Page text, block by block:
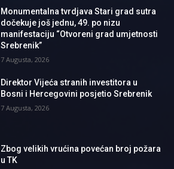
Monumentalna tvrdjava Stari grad sutra
dočekuje još jednu, 49. po nizu
manifestaciju “Otvoreni grad umjetnosti
Srebrenik”
7 Augusta, 2026
Direktor Vijeća stranih investitora u
Bosni i Hercegovini posjetio Srebrenik
7 Augusta, 2026
Zbog velikih vrućina povećan broj požara
u TK